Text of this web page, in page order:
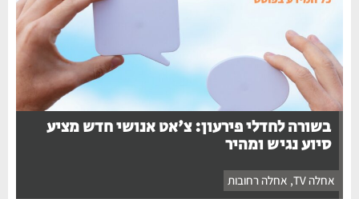
בשורה לחדלי פירעון: צ'אט אנושי חדש מציע
סיוע נגיש ומהיר
אחלה TV ,אחלה רחובות